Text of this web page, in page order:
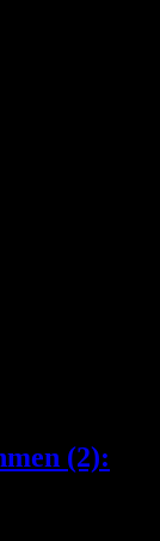
(2):